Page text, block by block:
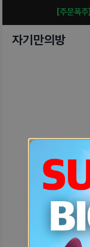
[주문폭주]
자기만의방